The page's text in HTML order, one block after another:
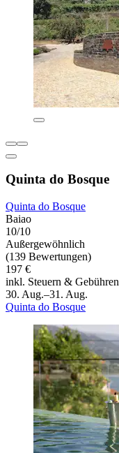
Quinta do Bosque
Quinta do Bosque
Baiao
10/10
Außergewöhnlich
(139 Bewertungen)
197 €
inkl. Steuern & Gebühren
30. Aug.–31. Aug.
Quinta do Bosque